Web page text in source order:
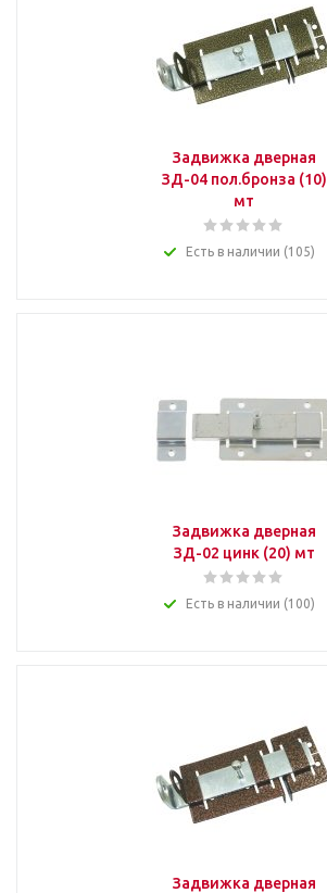
Задвижка дверная
ЗД-04 пол.бронза (10)
мт
Есть в наличии (105)
Задвижка дверная
ЗД-02 цинк (20) мт
Есть в наличии (100)
Задвижка дверная